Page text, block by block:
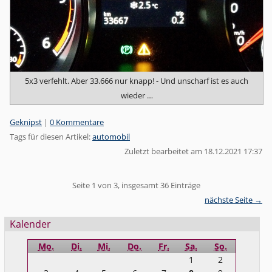
5x3 verfehlt. Aber 33.666 nur knapp! - Und unscharf ist es auch
wieder …
Kategorien:
Geknipst | 0 Kommentare
Tags für diesen Artikel:automobil
Zuletzt bearbeitet am 18.12.2021 17:37
PaginationSeite 1 von 3, insgesamt 36 Einträge
nächste Seite →
Seitenleiste
Kalender
Mo. Di. Mi. Do. Fr. Sa.
So.
1
2